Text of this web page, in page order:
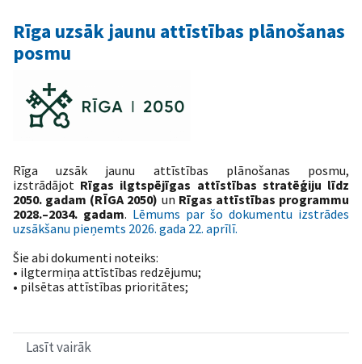
Rīga uzsāk jaunu attīstības plānošanas
posmu
Rīga uzsāk jaunu attīstības plānošanas posmu,
izstrādājot Rīgas ilgtspējīgas attīstības stratēģiju līdz
2050. gadam (RĪGA 2050) un Rīgas attīstības programmu
2028.–2034. gadam. Lēmums par šo dokumentu izstrādes
uzsākšanu pieņemts 2026. gada 22. aprīlī.
Šie abi dokumenti noteiks:
• ilgtermiņa attīstības redzējumu;
• pilsētas attīstības prioritātes;
Lasīt vairāk